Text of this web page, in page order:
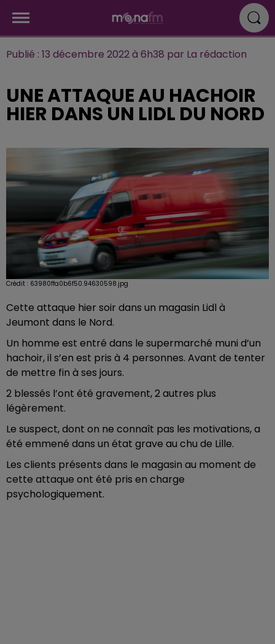
Publié : 13 décembre 2022 à 6h38 par La rédaction
UNE ATTAQUE AU HACHOIR
HIER DANS UN LIDL DU NORD
Crédit : 63980ffa0b6f50.94630598.jpg
Cette attaque hier soir dans un magasin Lidl à
Jeumont dans le Nord.
Un homme est entré dans le supermarché muni d’un
hachoir, il s’en est pris à 4 personnes. Avant de tenter
de mettre fin à ses jours.
2 blessés l’ont été gravement, 2 autres plus
légèrement.
Le suspect, dont on ne connaît pas les motivations, a
été emmené dans un état grave au chu de Lille.
Les clients présents dans le magasin au moment de
cette attaque ont été pris en charge
psychologiquement.